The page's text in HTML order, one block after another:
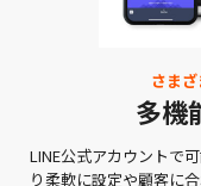
さま
多機
LINE公式アカウントで
り柔軟に設定や顧客に